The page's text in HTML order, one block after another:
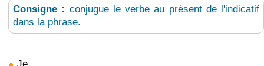
Consigne : conjugue le verbe au présent de l'indicatif
dans la phrase.
Je .